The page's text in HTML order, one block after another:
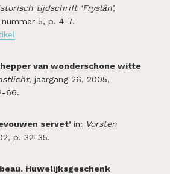
tijdschrift ‘Fryslân’,
nummer 5, p. 4-7.
van wonderschone witte
jaargang 26, 2005,
66.
servet’ in: Vorsten
p. 32-35.
Huwelijksgeschenk